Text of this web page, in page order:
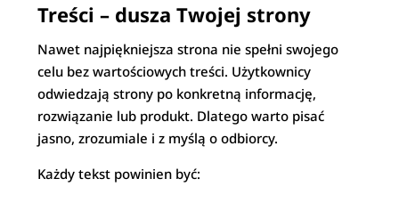
Treści – dusza Twojej strony
Nawet najpiękniejsza strona nie spełni swojego
celu bez wartościowych treści. Użytkownicy
odwiedzają strony po konkretną informację,
rozwiązanie lub produkt. Dlatego warto pisać
jasno, zrozumiale i z myślą o odbiorcy.
Każdy tekst powinien być: